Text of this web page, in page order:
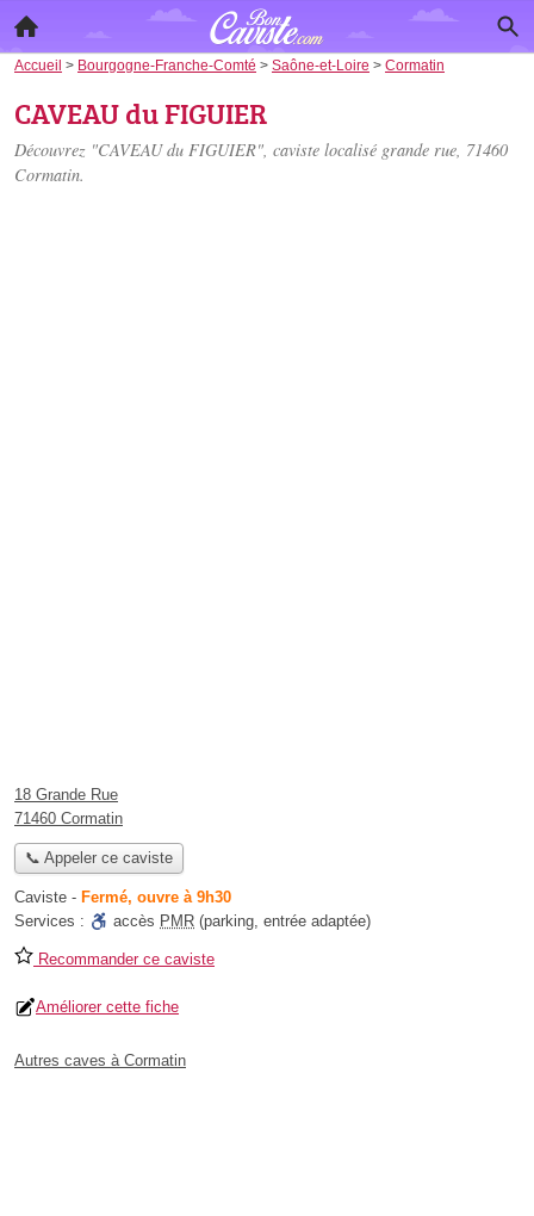
Accueil > Bourgogne-Franche-Comté > Saône-et-Loire > Cormatin
CAVEAU du FIGUIER
Découvrez "CAVEAU du FIGUIER", caviste localisé grande rue, 71460
Cormatin.
18 Grande Rue
71460 Cormatin
📞 Appeler ce caviste
Caviste - Fermé, ouvre à 9h30
Services :
accès PMR (parking, entrée adaptée)
Recommander ce caviste
Améliorer cette fiche
Autres caves à Cormatin